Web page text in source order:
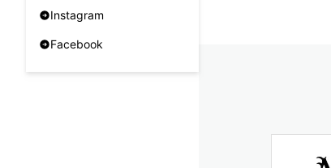
Instagram
Facebook